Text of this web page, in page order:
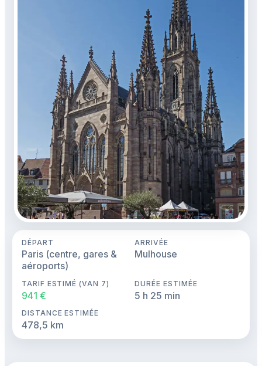
DÉPART
Paris (centre, gares &
aéroports)
ARRIVÉE
Mulhouse
TARIF ESTIMÉ (VAN 7)
941 €
DURÉE ESTIMÉE
5 h 25 min
DISTANCE ESTIMÉE
478,5 km